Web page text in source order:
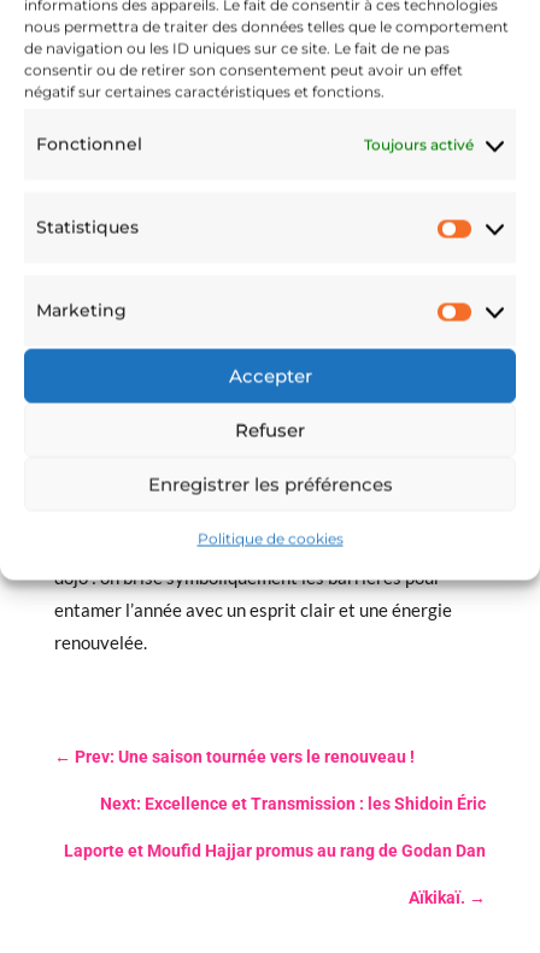
informations des appareils. Le fait de consentir à ces technologies
nous permettra de traiter des données telles que le comportement
de navigation ou les ID uniques sur ce site. Le fait de ne pas
consentir ou de retirer son consentement peut avoir un effet
négatif sur certaines caractéristiques et fonctions.
Fonctionnel Toujours activé
Statistiques
Marketing
Accepter
Refuser
Enregistrer les préférences
Politique de cookies
est transposable au quotidien. Je
vous invite à relire nos articles sur
le sujet.
plus conscient. »
samouraïs. Aujourd’hui, elle symbolise la cohésion du
dojo : on brise symboliquement les barrières pour
entamer l’année avec un esprit clair et une énergie
renouvelée.
← Prev: Une saison tournée vers le renouveau !
Next: Excellence et Transmission : les Shidoin Éric
Laporte et Moufid Hajjar promus au rang de Godan Dan
Aïkikaï. →